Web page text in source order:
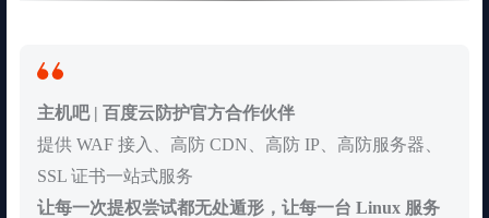
主机吧 | 百度云防护官方合作伙伴
提供 WAF 接入、高防 CDN、高防 IP、高防服务器、
SSL 证书一站式服务
让每一次提权尝试都无处遁形，让每一台 Linux 服务